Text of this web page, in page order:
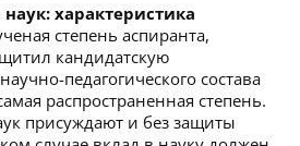
характеристика
степень аспиранта,
кандидатскую
педагогического состава
распространенная степень.
присуждают и без защиты